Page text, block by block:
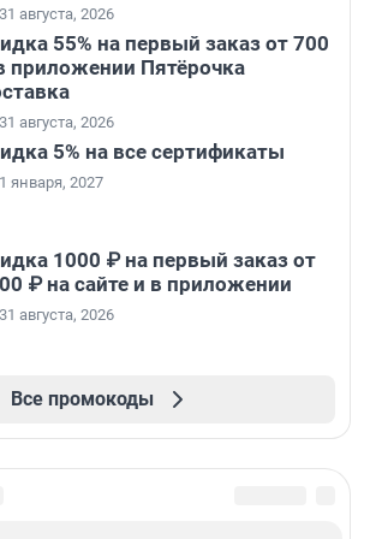
августа, 2026
55% на первый заказ от 700
приложении Пятёрочка
августа, 2026
5% на все сертификаты
января, 2027
1000 ₽ на первый заказ от
₽ на сайте и в приложении
августа, 2026
Все промокоды